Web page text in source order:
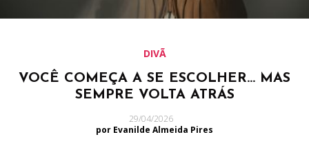
DIVÃ
VOCÊ COMEÇA A SE ESCOLHER… MAS
SEMPRE VOLTA ATRÁS
29/04/2026
por Evanilde Almeida Pires